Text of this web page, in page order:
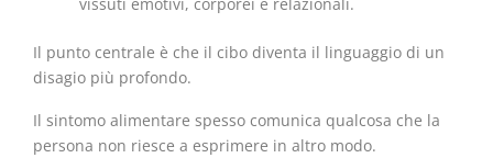
vissuti emotivi, corporei e relazionali.
Il punto centrale è che il cibo diventa il linguaggio di un
disagio più profondo.
Il sintomo alimentare spesso comunica qualcosa che la
persona non riesce a esprimere in altro modo.